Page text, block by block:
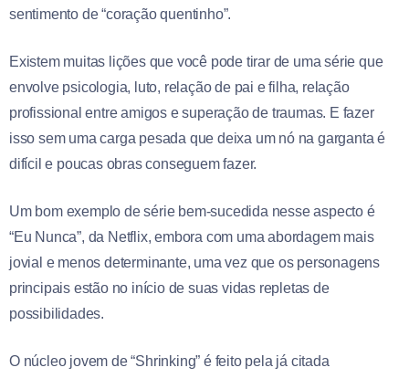
sentimento de “coração quentinho”.
Existem muitas lições que você pode tirar de uma série que
envolve psicologia, luto, relação de pai e filha, relação
profissional entre amigos e superação de traumas. E fazer
isso sem uma carga pesada que deixa um nó na garganta é
difícil e poucas obras conseguem fazer.
Um bom exemplo de série bem-sucedida nesse aspecto é
“Eu Nunca”, da Netflix, embora com uma abordagem mais
jovial e menos determinante, uma vez que os personagens
principais estão no início de suas vidas repletas de
possibilidades.
O núcleo jovem de “Shrinking” é feito pela já citada